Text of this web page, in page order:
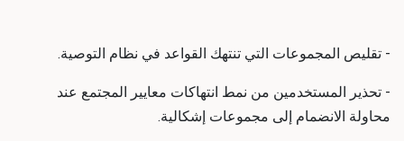
- تقليص المجموعات التي تنتهك القواعد في نظام التوصية.
- تحذير المستخدمين من نمط انتهاكات معايير المجتمع عند
محاولة الانضمام إلى مجموعات إشكالية.